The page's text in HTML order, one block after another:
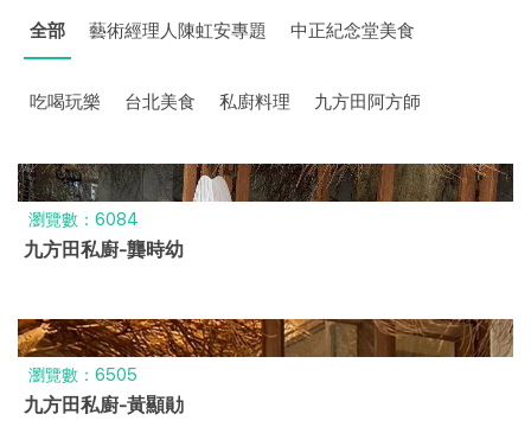
全部 藝術經理人陳虹安專題 中正紀念堂美食
吃喝玩樂 台北美食 私廚料理 九方田阿方師
瀏覽數：6084
九方田私廚-龔時幼
瀏覽數：6505
九方田私廚-黃顯勛